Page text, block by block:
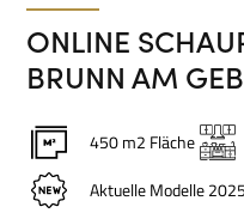
ONLINE
BRUNN AM
450 m2 Fläche
Aktuelle Modelle 2025